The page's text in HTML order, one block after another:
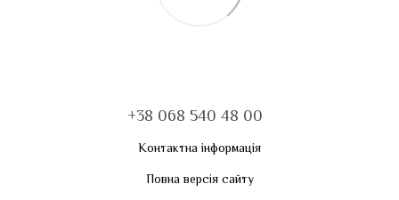
+38 068 540 48 00
Контактна інформація
Повна версія сайту